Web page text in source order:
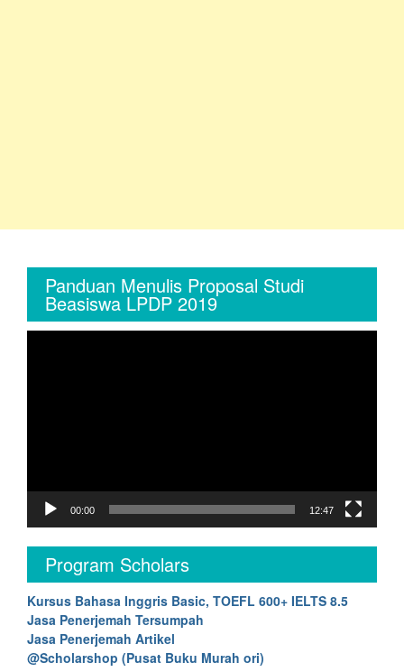
Panduan Menulis Proposal Studi
Beasiswa LPDP 2019
00:00 12:47
Program Scholars
Kursus Bahasa Inggris Basic, TOEFL 600+ IELTS 8.5
Jasa Penerjemah Tersumpah
Jasa Penerjemah Artikel
@Scholarshop (Pusat Buku Murah ori)